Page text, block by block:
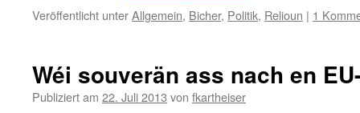
Veröffentlicht unterAllgemein, Bicher, Politik, Relioun | 1
Wéi souverän ass nach en
Publiziert am 22. Juli 2013 von fkartheiser